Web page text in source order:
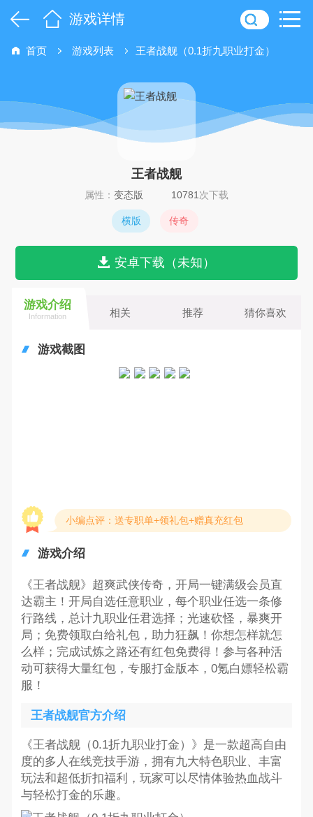
游戏详情
首页 游戏列表 王者战舰（0.1折九职业打金）
王者战舰
属性： 变态版 10781 次下载
横版 传奇
安卓下载（未知）
游戏介绍
Information 相关 推荐 猜你喜欢
游戏截图
小编点评：送专职单+领礼包+赠真充红包
游戏介绍
《王者战舰》超爽武侠传奇，开局一键满级会员直
达霸主！开局自选任意职业，每个职业任选一条修
行路线，总计九职业任君选择；光速砍怪，暴爽开
局；免费领取白给礼包，助力狂飙！你想怎样就怎
么样；完成试炼之路还有红包免费得！参与各种活
动可获得大量红包，专服打金版本，0氪白嫖轻松霸
服！
王者战舰官方介绍
《王者战舰（0.1折九职业打金）》是一款超高自由
度的多人在线竞技手游，拥有九大特色职业、丰富
玩法和超低折扣福利，玩家可以尽情体验热血战斗
与轻松打金的乐趣。